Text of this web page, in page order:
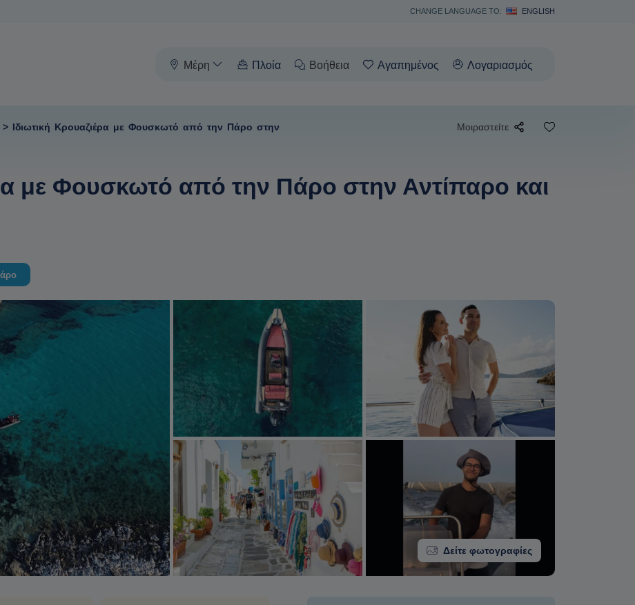
CHANGE LANGUAGE TO: ENGLISH
Μέρη Πλοία Βοήθεια Αγαπημένος Λογαριασμός
> Ιδιωτική Κρουαζιέρα με Φουσκωτό από την Πάρο στην
Μοιραστείτε
με Φουσκωτό από την Πάρο στην Αντίπαρο και
Δείτε φωτογραφίες